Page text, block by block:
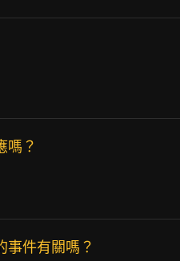
嗎？
事件有關嗎？